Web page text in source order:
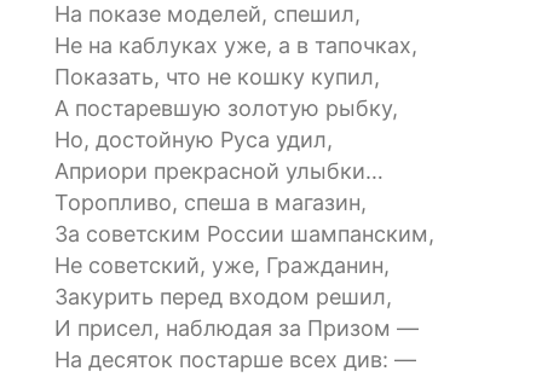
На показе моделей, спешил,
Не на каблуках уже, а в тапочках,
Показать, что не кошку купил,
А постаревшую золотую рыбку,
Но, достойную Руса удил,
Априори прекрасной улыбки…
Торопливо, спеша в магазин,
За советским России шампанским,
Не советский, уже, Гражданин,
Закурить перед входом решил,
И присел, наблюдая за Призом —
На десяток постарше всех див: —